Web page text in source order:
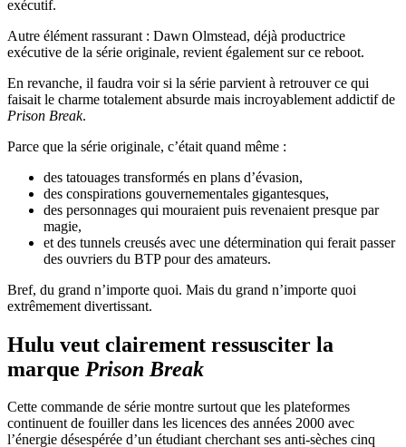
exécutif.
Autre élément rassurant : Dawn Olmstead, déjà productrice
exécutive de la série originale, revient également sur ce reboot.
En revanche, il faudra voir si la série parvient à retrouver ce qui
faisait le charme totalement absurde mais incroyablement addictif de
Prison Break.
Parce que la série originale, c’était quand même :
des tatouages transformés en plans d’évasion,
des conspirations gouvernementales gigantesques,
des personnages qui mouraient puis revenaient presque par
magie,
et des tunnels creusés avec une détermination qui ferait passer
des ouvriers du BTP pour des amateurs.
Bref, du grand n’importe quoi. Mais du grand n’importe quoi
extrêmement divertissant.
Hulu veut clairement ressusciter la
marque Prison Break
Cette commande de série montre surtout que les plateformes
continuent de fouiller dans les licences des années 2000 avec
l’énergie désespérée d’un étudiant cherchant ses anti-sèches cinq